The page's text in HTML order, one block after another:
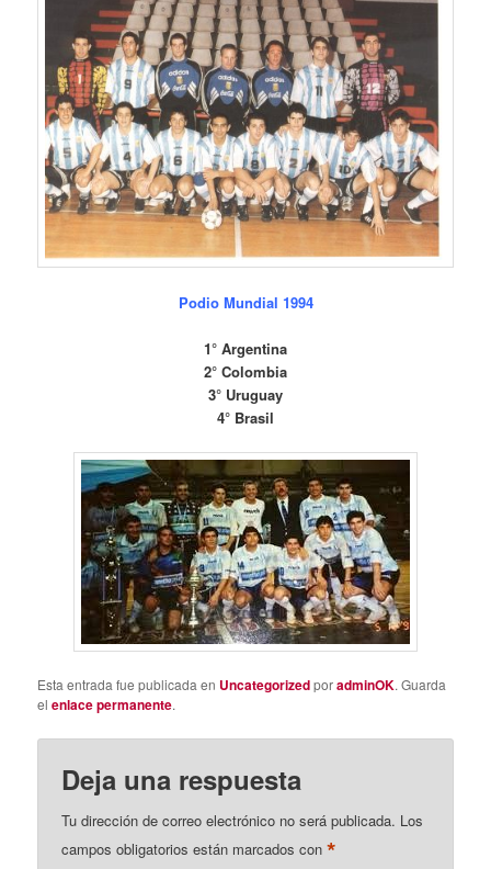
Podio Mundial 1994
1° Argentina
2° Colombia
3° Uruguay
4° Brasil
Esta entrada fue publicada en UncategorizedporadminOK. Guarda
elenlace permanente.
Deja una respuesta
Tu dirección de correo electrónico no será publicada. Los
campos obligatorios están marcados con*